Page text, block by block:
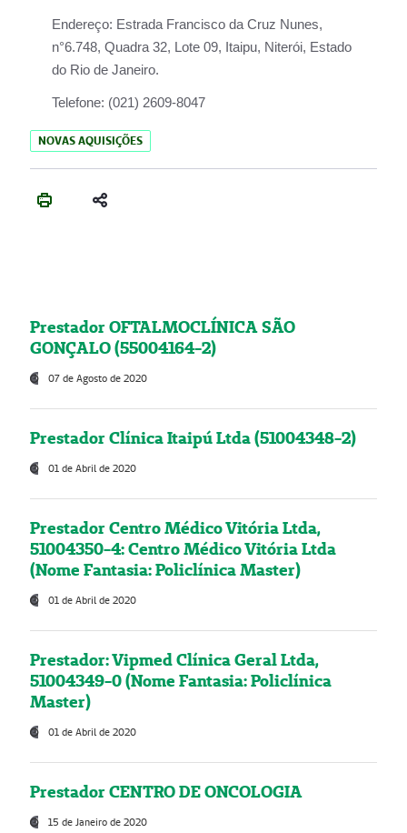
Endereço: Estrada Francisco da Cruz Nunes,
n°6.748, Quadra 32, Lote 09, Itaipu, Niterói, Estado
do Rio de Janeiro.
Telefone: (021) 2609-8047
NOVAS AQUISIÇÕES
Prestador OFTALMOCLÍNICA SÃO
GONÇALO (55004164-2)
07 de Agosto de 2020
Prestador Clínica Itaipú Ltda (51004348-2)
01 de Abril de 2020
Prestador Centro Médico Vitória Ltda,
51004350-4: Centro Médico Vitória Ltda
(Nome Fantasia: Policlínica Master)
01 de Abril de 2020
Prestador: Vipmed Clínica Geral Ltda,
51004349-0 (Nome Fantasia: Policlínica
Master)
01 de Abril de 2020
Prestador CENTRO DE ONCOLOGIA
15 de Janeiro de 2020